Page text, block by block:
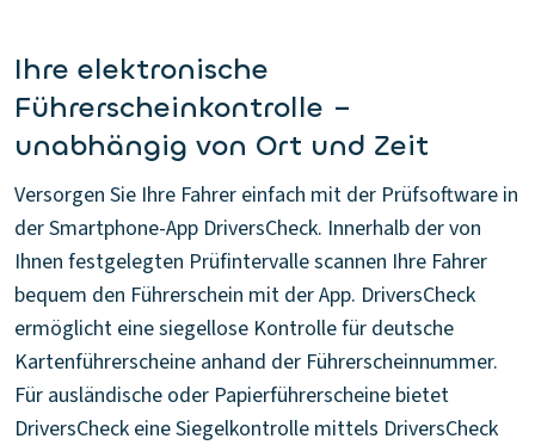
Ihre elektronische
Führerscheinkontrolle –
unabhängig von Ort und Zeit
Versorgen Sie Ihre Fahrer einfach mit der Prüfsoftware in
der Smartphone-App DriversCheck. Innerhalb der von
Ihnen festgelegten Prüfintervalle scannen Ihre Fahrer
bequem den Führerschein mit der App. DriversCheck
ermöglicht eine siegellose Kontrolle für deutsche
Kartenführerscheine anhand der Führerscheinnummer.
Für ausländische oder Papierführerscheine bietet
DriversCheck eine Siegelkontrolle mittels DriversCheck